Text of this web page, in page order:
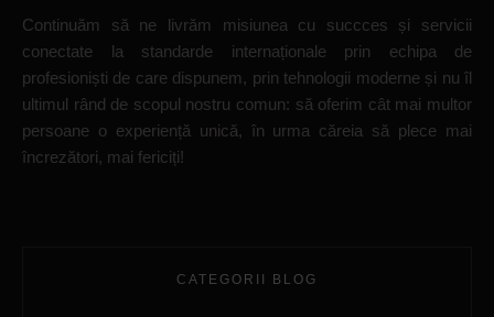
Continuăm să ne livrăm misiunea cu succces și servicii
conectate la standarde internaționale prin echipa de
profesioniști de care dispunem, prin tehnologii moderne și nu îl
ultimul rând de scopul nostru comun: să oferim cât mai multor
persoane o experiență unică, în urma căreia să plece mai
încrezători, mai fericiți!
CATEGORII BLOG